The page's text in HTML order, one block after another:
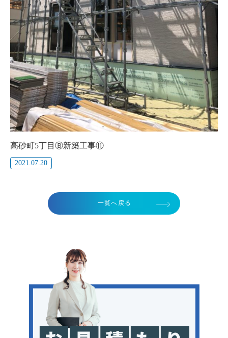
高砂町5丁目Ⓑ新築工事⑪
2021.07.20
一覧へ戻る